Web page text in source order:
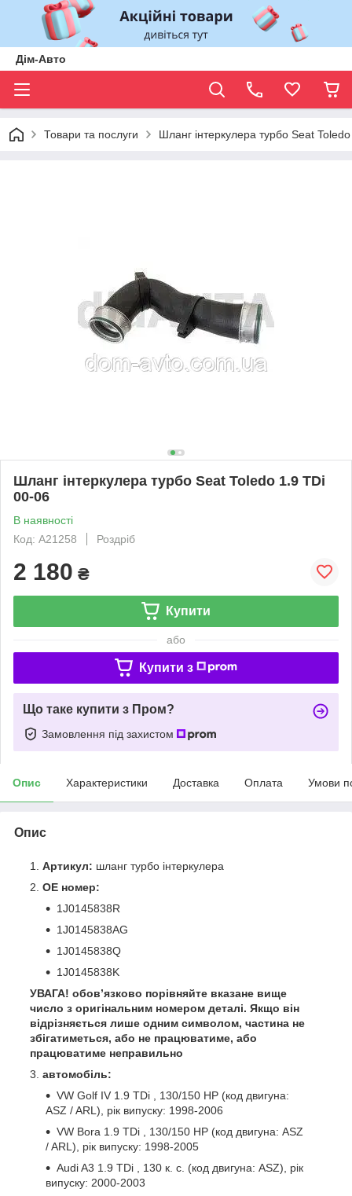
Дім-Авто
Товари та послуги Шланг інтеркулера турбо Seat
Шланг інтеркулера турбо Seat Toledo 1.9 TDi
00-06
В наявності
Код: A21258
Роздріб
2 180 ₴
Купити
або
Купити з
Що таке купити з Пром?
Замовлення під захистом
Опис Характеристики Доставка Оплата Умови
Опис
Артикул: шланг турбо інтеркулера
OE номер:
1J0145838R
1J0145838AG
1J0145838Q
1J0145838K
УВАГА! обов’язково порівняйте вказане вище
число з оригінальним номером деталі. Якщо він
відрізняється лише одним символом, частина не
збігатиметься, або не працюватиме, або
працюватиме неправильно
автомобіль:
VW Golf IV 1.9 TDi , 130/150 HP (код двигуна:
ASZ / ARL), рік випуску: 1998-2006
VW Bora 1.9 TDi , 130/150 HP (код двигуна: ASZ
/ ARL), рік випуску: 1998-2005
Audi A3 1.9 TDi , 130 к. с. (код двигуна: ASZ), рік
випуску: 2000-2003